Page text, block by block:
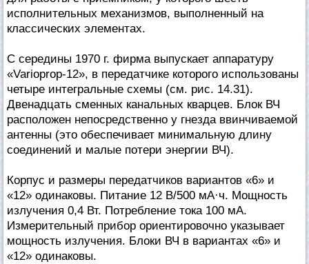
исполнительных механизмов, выполненный на
классических элементах.
С середины 1970 г. фирма выпускает аппаратуру
«Varioprop-12», в передатчике которого использованы
четыре интегральные схемы (см. рис. 14.31).
Двенадцать сменных канальных кварцев. Блок ВЧ
расположен непосредственно у гнезда ввинчиваемой
антенны (это обеспечивает минимальную длину
соединений и малые потери энергии ВЧ).
Корпус и размеры передатчиков вариантов «6» и
«12» одинаковы. Питание 12 В/500 мА·ч. Мощность
излучения 0,4 Вт. Потребление тока 100 мА.
Измерительный прибор ориентировочно указывает
мощность излучения. Блоки ВЧ в вариантах «6» и
«12» одинаковы.